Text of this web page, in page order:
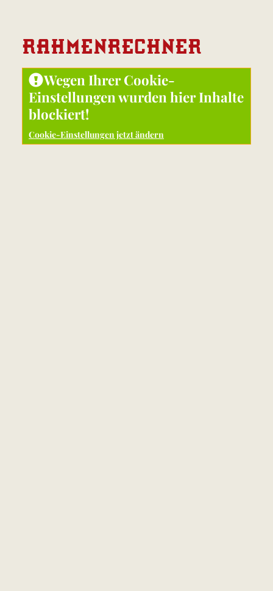
RAHMENRECHNER
Wegen Ihrer Cookie-
Einstellungen wurden hier Inhalte
blockiert!
Cookie-Einstellungen jetzt ändern